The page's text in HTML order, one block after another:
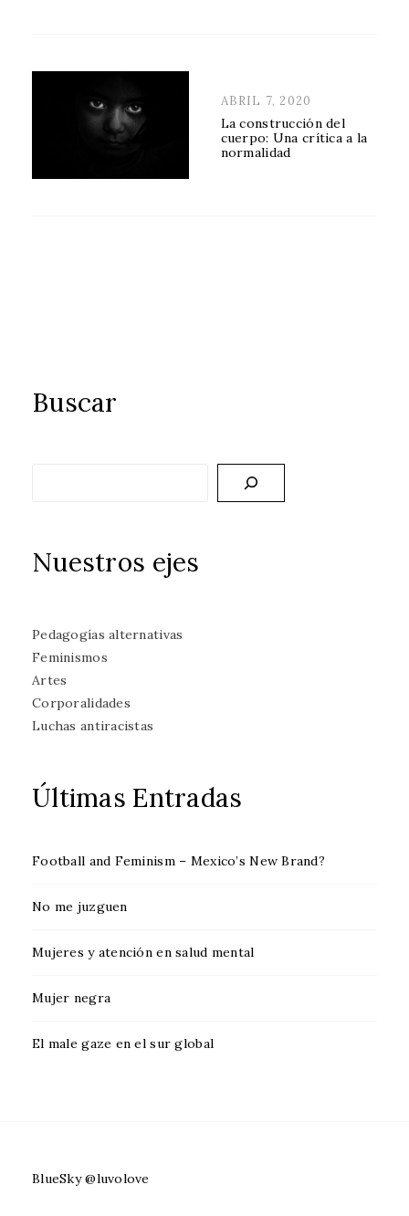
POSTED
ON
ABRIL 7, 2020
La construcción del
cuerpo: Una crítica a la
normalidad
Buscar
Nuestros ejes
Pedagogías alternativas
Feminismos
Artes
Corporalidades
Luchas antiracistas
Últimas Entradas
Football and Feminism – Mexico’s New Brand?
No me juzguen
Mujeres y atención en salud mental
Mujer negra
El male gaze en el sur global
BlueSky @luvolove